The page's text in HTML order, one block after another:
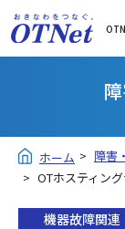
ホーム
障害
OTホスティン
機器故障関連